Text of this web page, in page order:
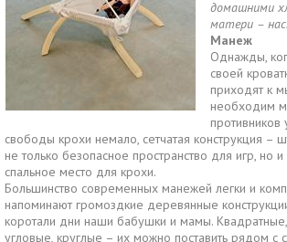
домашними
матери –
Манеж
Однажды,
своей
приходят к
необходим
противников
свободы крохи немало, сетчатая конструкция –
не только безопасное пространство для игр, но
спальное место для крохи.
Большинство современных манежей легки и
напоминают громоздкие деревянные
коротали дни наши бабушки и мамы.
угловые, круглые – их можно поставить рядом с